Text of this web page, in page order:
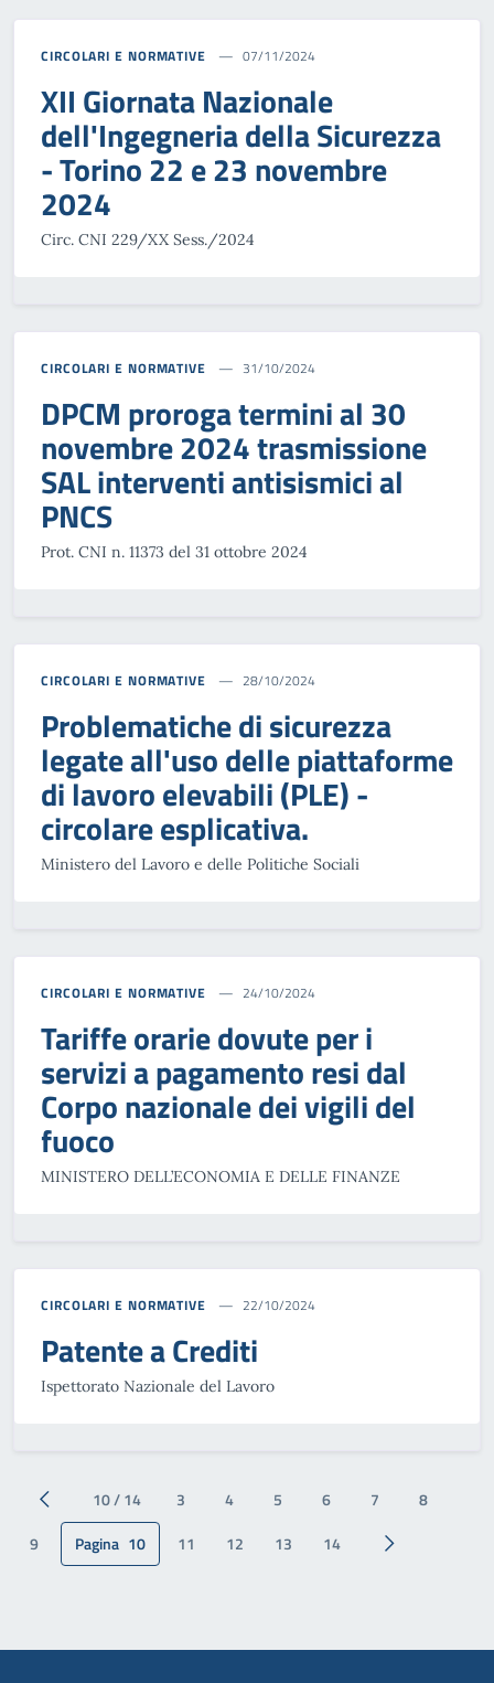
CIRCOLARI E NORMATIVE 07/11/2024
XII Giornata Nazionale
dell'Ingegneria della Sicurezza
- Torino 22 e 23 novembre
2024
Circ. CNI 229/XX Sess./2024
CIRCOLARI E NORMATIVE 31/10/2024
DPCM proroga termini al 30
novembre 2024 trasmissione
SAL interventi antisismici al
PNCS
Prot. CNI n. 11373 del 31 ottobre 2024
CIRCOLARI E NORMATIVE 28/10/2024
Problematiche di sicurezza
legate all'uso delle piattaforme
di lavoro elevabili (PLE) -
circolare esplicativa.
Ministero del Lavoro e delle Politiche Sociali
CIRCOLARI E NORMATIVE 24/10/2024
Tariffe orarie dovute per i
servizi a pagamento resi dal
Corpo nazionale dei vigili del
fuoco
MINISTERO DELL’ECONOMIA E DELLE FINANZE
CIRCOLARI E NORMATIVE 22/10/2024
Patente a Crediti
Ispettorato Nazionale del Lavoro
Pagina precedente
10 / 14 3 4 5 6 7
8
9
Pagina 10 11 12 13 14 Pagina